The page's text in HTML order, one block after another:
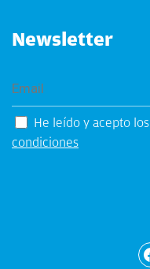
Newsletter
He leído y acepto los
condiciones